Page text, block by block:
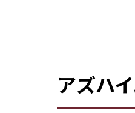
アズハ